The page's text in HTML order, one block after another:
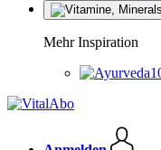
Mehr Inspiration